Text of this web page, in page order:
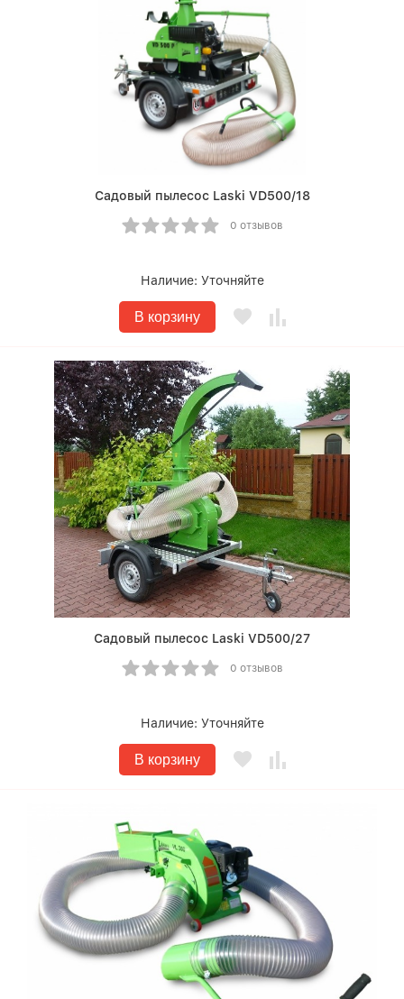
Садовый пылесос Laski VD500/18
0 отзывов
Наличие: Уточняйте
В корзину
Садовый пылесос Laski VD500/27
0 отзывов
Наличие: Уточняйте
В корзину